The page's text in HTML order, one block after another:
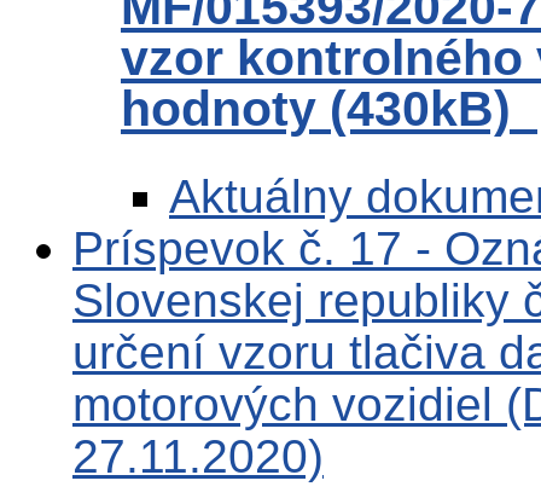
vzor kontrolného
hodnoty (430kB)
Aktuálny
Príspevok č. 17 -
Slovenskej republiky
určení vzoru tlačiva
motorových vozidiel
27.11.2020)